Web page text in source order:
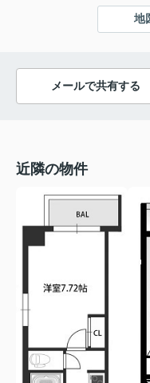
地
メールで共有する
近隣の物件